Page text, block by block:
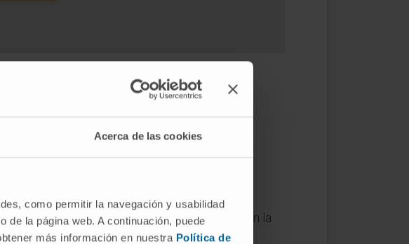
Acerca de las cookies
como permitir la navegación y usabilidad
de la página web. A continuación, puede
más información en nuestra Política de
es el pronóstico?
más perjudicial se da en los músculos y en la
temporomandibular en forma de dolores de